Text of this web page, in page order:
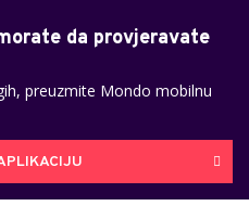
da provjeravate
preuzmite Mondo mobilnu